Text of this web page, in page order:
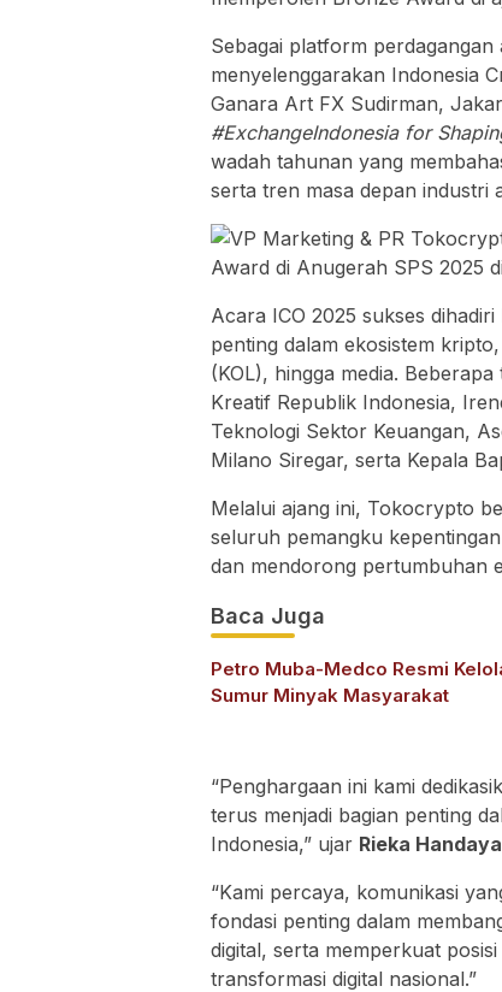
Sebagai platform
menyelenggarakan Indonesia
Ganara Art FX Sudirman,
#ExchangeIndonesia for
wadah tahunan yang
serta tren masa depan industri
Acara ICO 2025 sukses
penting dalam ekosistem
(KOL), hingga media.
Kreatif Republik Indonesia,
Teknologi Sektor Keuangan,
Milano Siregar, serta Kepala
Melalui ajang ini, Tokocrypto
seluruh pemangku
dan mendorong pertumbuhan
Baca Juga
Petro Muba-Medco Resmi
Sumur Minyak Masyarakat
“Penghargaan ini kami
terus menjadi bagian penting
Indonesia,” ujar Rieka
“Kami percaya, komunikasi
fondasi penting dalam
digital, serta memperkuat
transformasi digital nasional.”